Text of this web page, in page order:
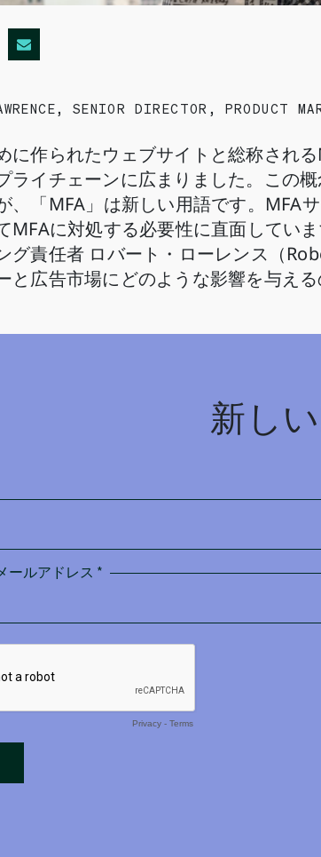
, SENIOR DIRECTOR, PRODUCT
に作られたウェブサイトと総称され
ライチェーンに広まりました。この
、「MFA」は新しい用語です。MFA
MFAに対処する必要性に直面してい
グ責任者 ロバート・ローレンス（
と広告市場にどのような影響を与える
新し